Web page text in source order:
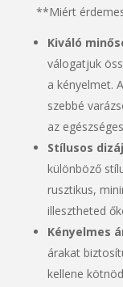
**Miért
Kiváló
válogatjuk
a kényelmet.
szebbé
az
Stílusos
különböző
rusztikus,
illesztheted
Kényelmes
árakat
kellene